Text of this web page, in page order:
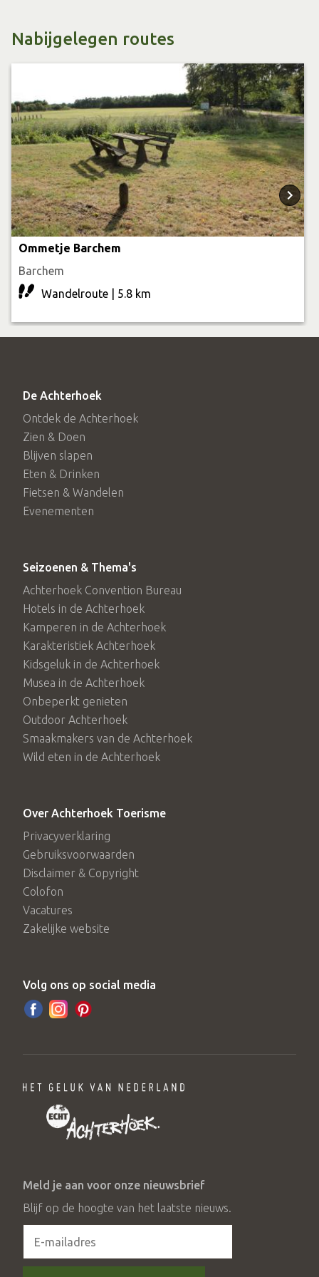
Nabijgelegen routes
Ommetje Barchem
Barchem
Wandelroute | 5.8 km
De Achterhoek
Ontdek de Achterhoek
Zien & Doen
Blijven slapen
Eten & Drinken
Fietsen & Wandelen
Evenementen
Seizoenen & Thema's
Achterhoek Convention Bureau
Hotels in de Achterhoek
Kamperen in de Achterhoek
Karakteristiek Achterhoek
Kidsgeluk in de Achterhoek
Musea in de Achterhoek
Onbeperkt genieten
Outdoor Achterhoek
Smaakmakers van de Achterhoek
Wild eten in de Achterhoek
Over Achterhoek Toerisme
Privacyverklaring
Gebruiksvoorwaarden
Disclaimer & Copyright
Colofon
Vacatures
Zakelijke website
Volg ons op social media
Meld je aan voor onze nieuwsbrief
Blijf op de hoogte van het laatste nieuws.